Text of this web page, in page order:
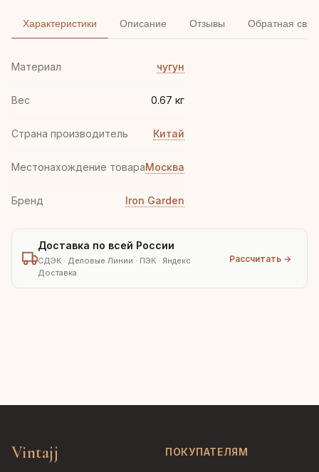
Характеристики Описание Отзывы Обратная
Материал чугун
Вес 0.67 кг
Страна производитель Китай
Местонахождение товараМосква
Бренд Iron Garden
Доставка по всей России
СДЭК · Деловые Линии · ПЭК · Яндекс
Доставка
Рассчитать →
Vintajj ПОКУПАТЕЛЯМ